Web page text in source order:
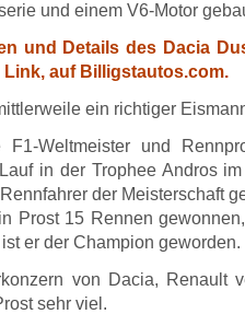
und einem V6-Motor
und Details des Dacia
auf Billigstautos.com.
ein richtiger
F1-Weltmeister und
in der Trophee Andros
der Meisterschaft
Prost 15 Rennen
er der Champion geworden.
von Dacia, Renault
sehr viel.